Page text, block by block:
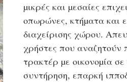
µικρές και µεσαίες
οπωρώνες, κτήµατα και
διαχείρισης χώρου.
χρήστες που αναζητούν
τρακτέρ µε οικονοµία
συντήρηση, επαρκή